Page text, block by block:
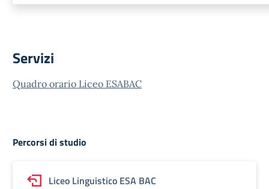
Servizi
Quadro orario Liceo ESABAC
Percorsi di studio
Liceo Linguistico ESA BAC